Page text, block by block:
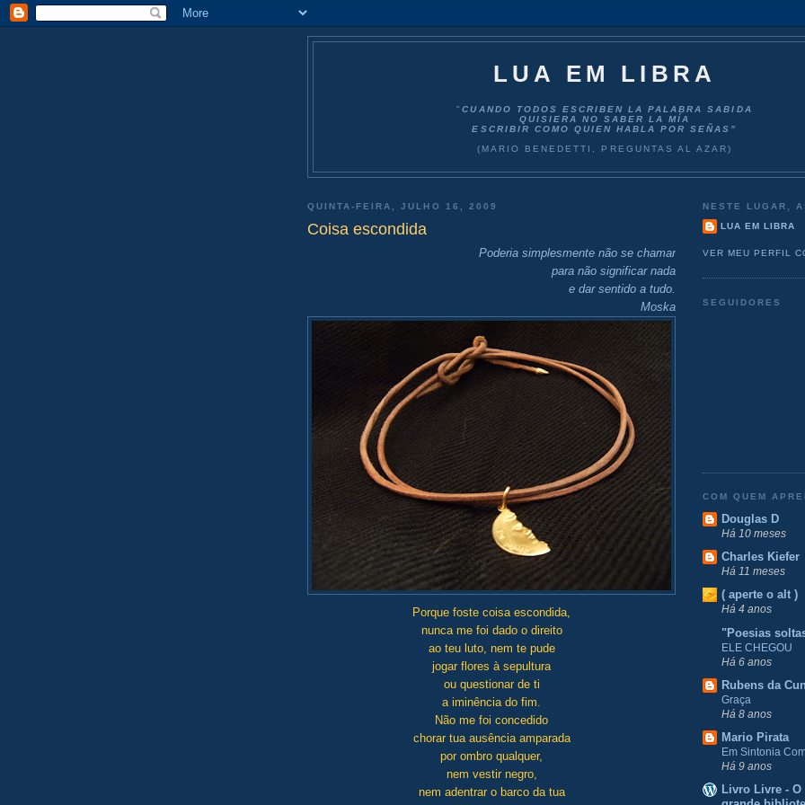
LUA EM LIBRA
"CUANDO TODOS ESCRIBEN LA PALABRA SABIDA
QUISIERA NO SABER LA MÍA
ESCRIBIR COMO QUIEN HABLA POR SEÑAS”
(MARIO BENEDETTI, PREGUNTAS AL AZAR)
QUINTA-FEIRA, JULHO 16, 2009
Coisa escondida
Poderia simplesmente não se chamar
para não significar nada
e dar sentido a tudo.
Moska
Porque foste coisa escondida,
nunca me foi dado o direito
ao teu luto, nem te pude
jogar flores à sepultura
ou questionar de ti
a iminência do fim.
Não me foi concedido
chorar tua ausência amparada
por ombro qualquer,
nem vestir negro,
nem adentrar o barco da tua
NESTE LUGAR,
LUA EM LIBRA
VER MEU PERFIL
SEGUIDORES
COM QUEM
Douglas D
Há 10 meses
Charles Kiefer
Há 11 meses
( aperte o alt )
Há 4 anos
"Poesias
ELE CHEGOU
Há 6 anos
Rubens da
Graça
Há 8 anos
Mario Pirata
Em Sintonia
Há 9 anos
Livro Livre -